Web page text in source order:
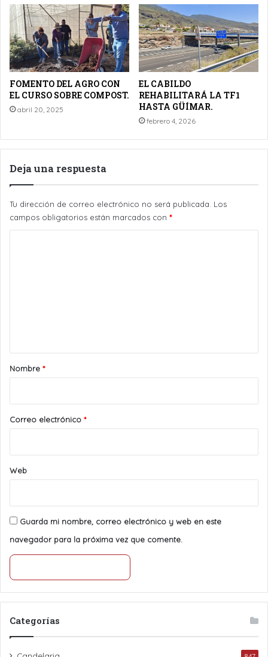
FOMENTO DEL AGRO CON
EL CURSO SOBRE COMPOST.
abril 20, 2025
EL CABILDO
REHABILITARÁ LA TF1
HASTA GÜÍMAR.
febrero 4, 2026
Deja una respuesta
Tu dirección de correo electrónico no será publicada. Los
campos obligatorios están marcados con *
r
*
Nombre *
Correo electrónico *
Web
Guarda mi nombre, correo electrónico y web en este
navegador para la próxima vez que comente.
Categorías